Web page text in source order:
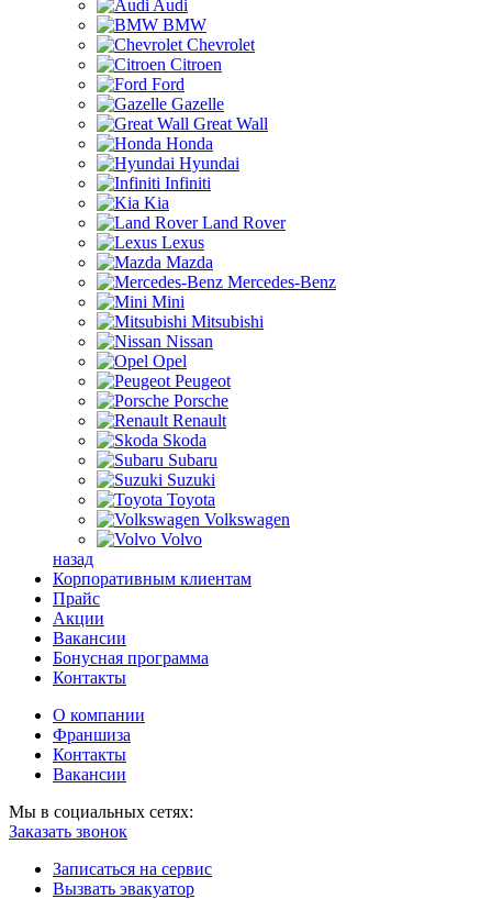
Audi
BMW
Chevrolet
Citroen
Ford
Gazelle
Great Wall
Honda
Hyundai
Infiniti
Kia
Land Rover
Lexus
Mazda
Mercedes-Benz
Mini
Mitsubishi
Nissan
Opel
Peugeot
Porsche
Renault
Skoda
Subaru
Suzuki
Toyota
Volkswagen
Volvo
назад
Корпоративным клиентам
Прайс
Акции
Вакансии
Бонусная программа
Контакты
О компании
Франшиза
Контакты
Вакансии
Мы в социальных сетях:
Заказать звонок
Записаться на сервис
Вызвать эвакуатор